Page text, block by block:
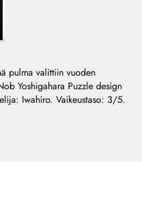
pulma valittiin vuoden
Yoshigahara Puzzle design
Iwahiro. Vaikeustaso: 3/5.